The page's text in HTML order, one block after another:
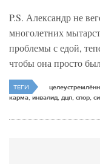
P.S. Александр не
многолетних
проблемы с едой,
чтобы она просто
ТЕГИ
карма, инвалид, дцп, спор,